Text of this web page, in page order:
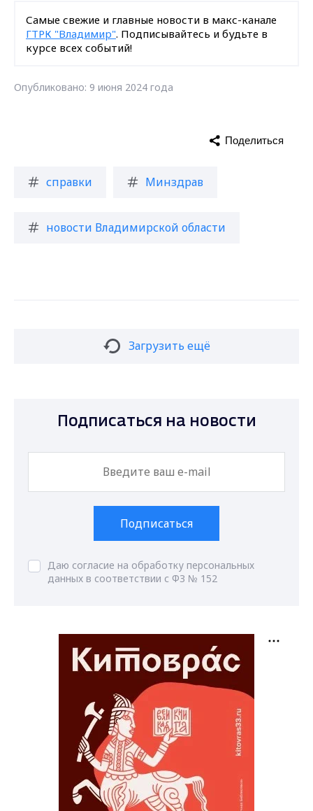
Самые свежие и главные новости в макс-канале
ГТРК "Владимир". Подписывайтесь и будьте в
курсе всех событий!
Опубликовано: 9 июня 2024 года
справки Минздрав
новости Владимирской области
Поделиться
Загрузить ещё
Подписаться на новости
Подписаться
Даю согласие на обработку персональных
данных в соответствии с ФЗ № 152